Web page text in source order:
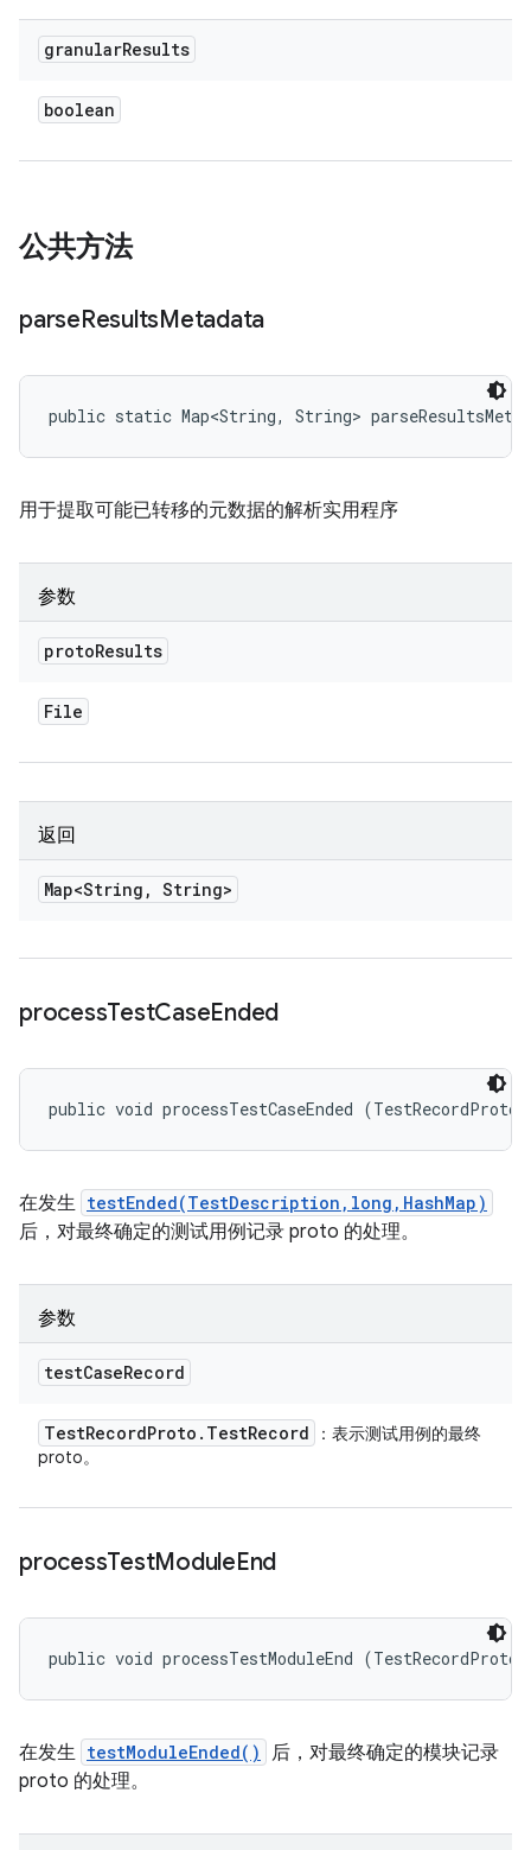
granularResults
boolean
公共方法
parseResultsMetadata
public static Map<String, String>
用于提取可能已转移的元数据的解析实用程序
参数
protoResults
File
返回
Map<String , String>
processTestCaseEnded
public void processTestCaseEnded
在发生 testEnded(TestDescription,long,HashMap)
后，对最终确定的测试用例记录 proto 的处理。
参数
testCaseRecord
TestRecordProto . TestRecord
：表示测试用例的最终
proto。
processTestModuleEnd
public void processTestModuleEnd
在发生 testModuleEnded()
后，对最终确定的模块记录
proto 的处理。